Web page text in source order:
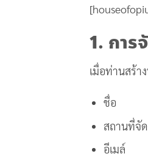
1. การ
เมื่อท่านสร้า
ชื่อ
สถานที่จั
อีเมล์